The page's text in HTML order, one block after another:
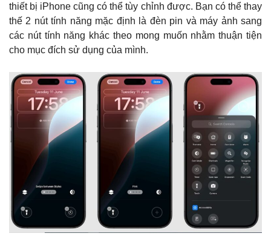
thiết bị iPhone cũng có thể tùy chỉnh được. Bạn có thể thay
thế 2 nút tính năng mặc định là đèn pin và máy ảnh sang
các nút tính năng khác theo mong muốn nhằm thuận tiện
cho mục đích sử dụng của mình.